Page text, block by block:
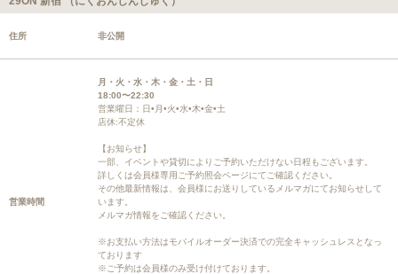
住所 非公開
営業時間
月・火・水・木・金・土・日
18:00〜22:30
営業曜日：日•月•火•水•木•金•土
店休:不定休
【お知らせ】
一部、イベントや貸切によりご予約いただけない日程もございます。
詳しくは会員様専用ご予約照会ページにてご確認ください。
その他最新情報は、会員様にお送りしているメルマガにてお知らせして
います。
メルマガ情報をご確認ください。
※お支払い方法はモバイルオーダー決済での完全キャッシュレスとなっ
ております
※ご予約は会員様のみ受け付けております。